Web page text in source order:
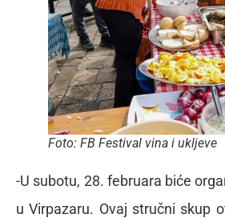
Foto: FB Festival vina i ukljeve
-U subotu, 28. februara biće
u Virpazaru. Ovaj stručni skup